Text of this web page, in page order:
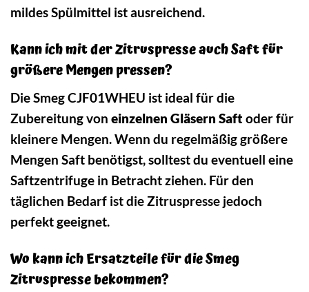
mildes Spülmittel ist ausreichend.
Kann ich mit der Zitruspresse auch Saft für
größere Mengen pressen?
Die Smeg CJF01WHEU ist ideal für die
Zubereitung von einzelnen Gläsern Saft oder für
kleinere Mengen. Wenn du regelmäßig größere
Mengen Saft benötigst, solltest du eventuell eine
Saftzentrifuge in Betracht ziehen. Für den
täglichen Bedarf ist die Zitruspresse jedoch
perfekt geeignet.
Wo kann ich Ersatzteile für die Smeg
Zitruspresse bekommen?